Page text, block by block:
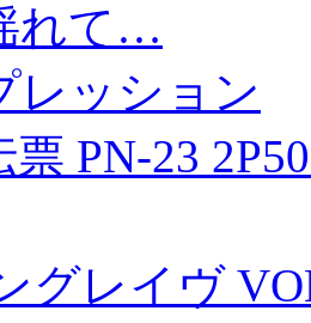
れて…
レッション
PN-23
グレイヴ